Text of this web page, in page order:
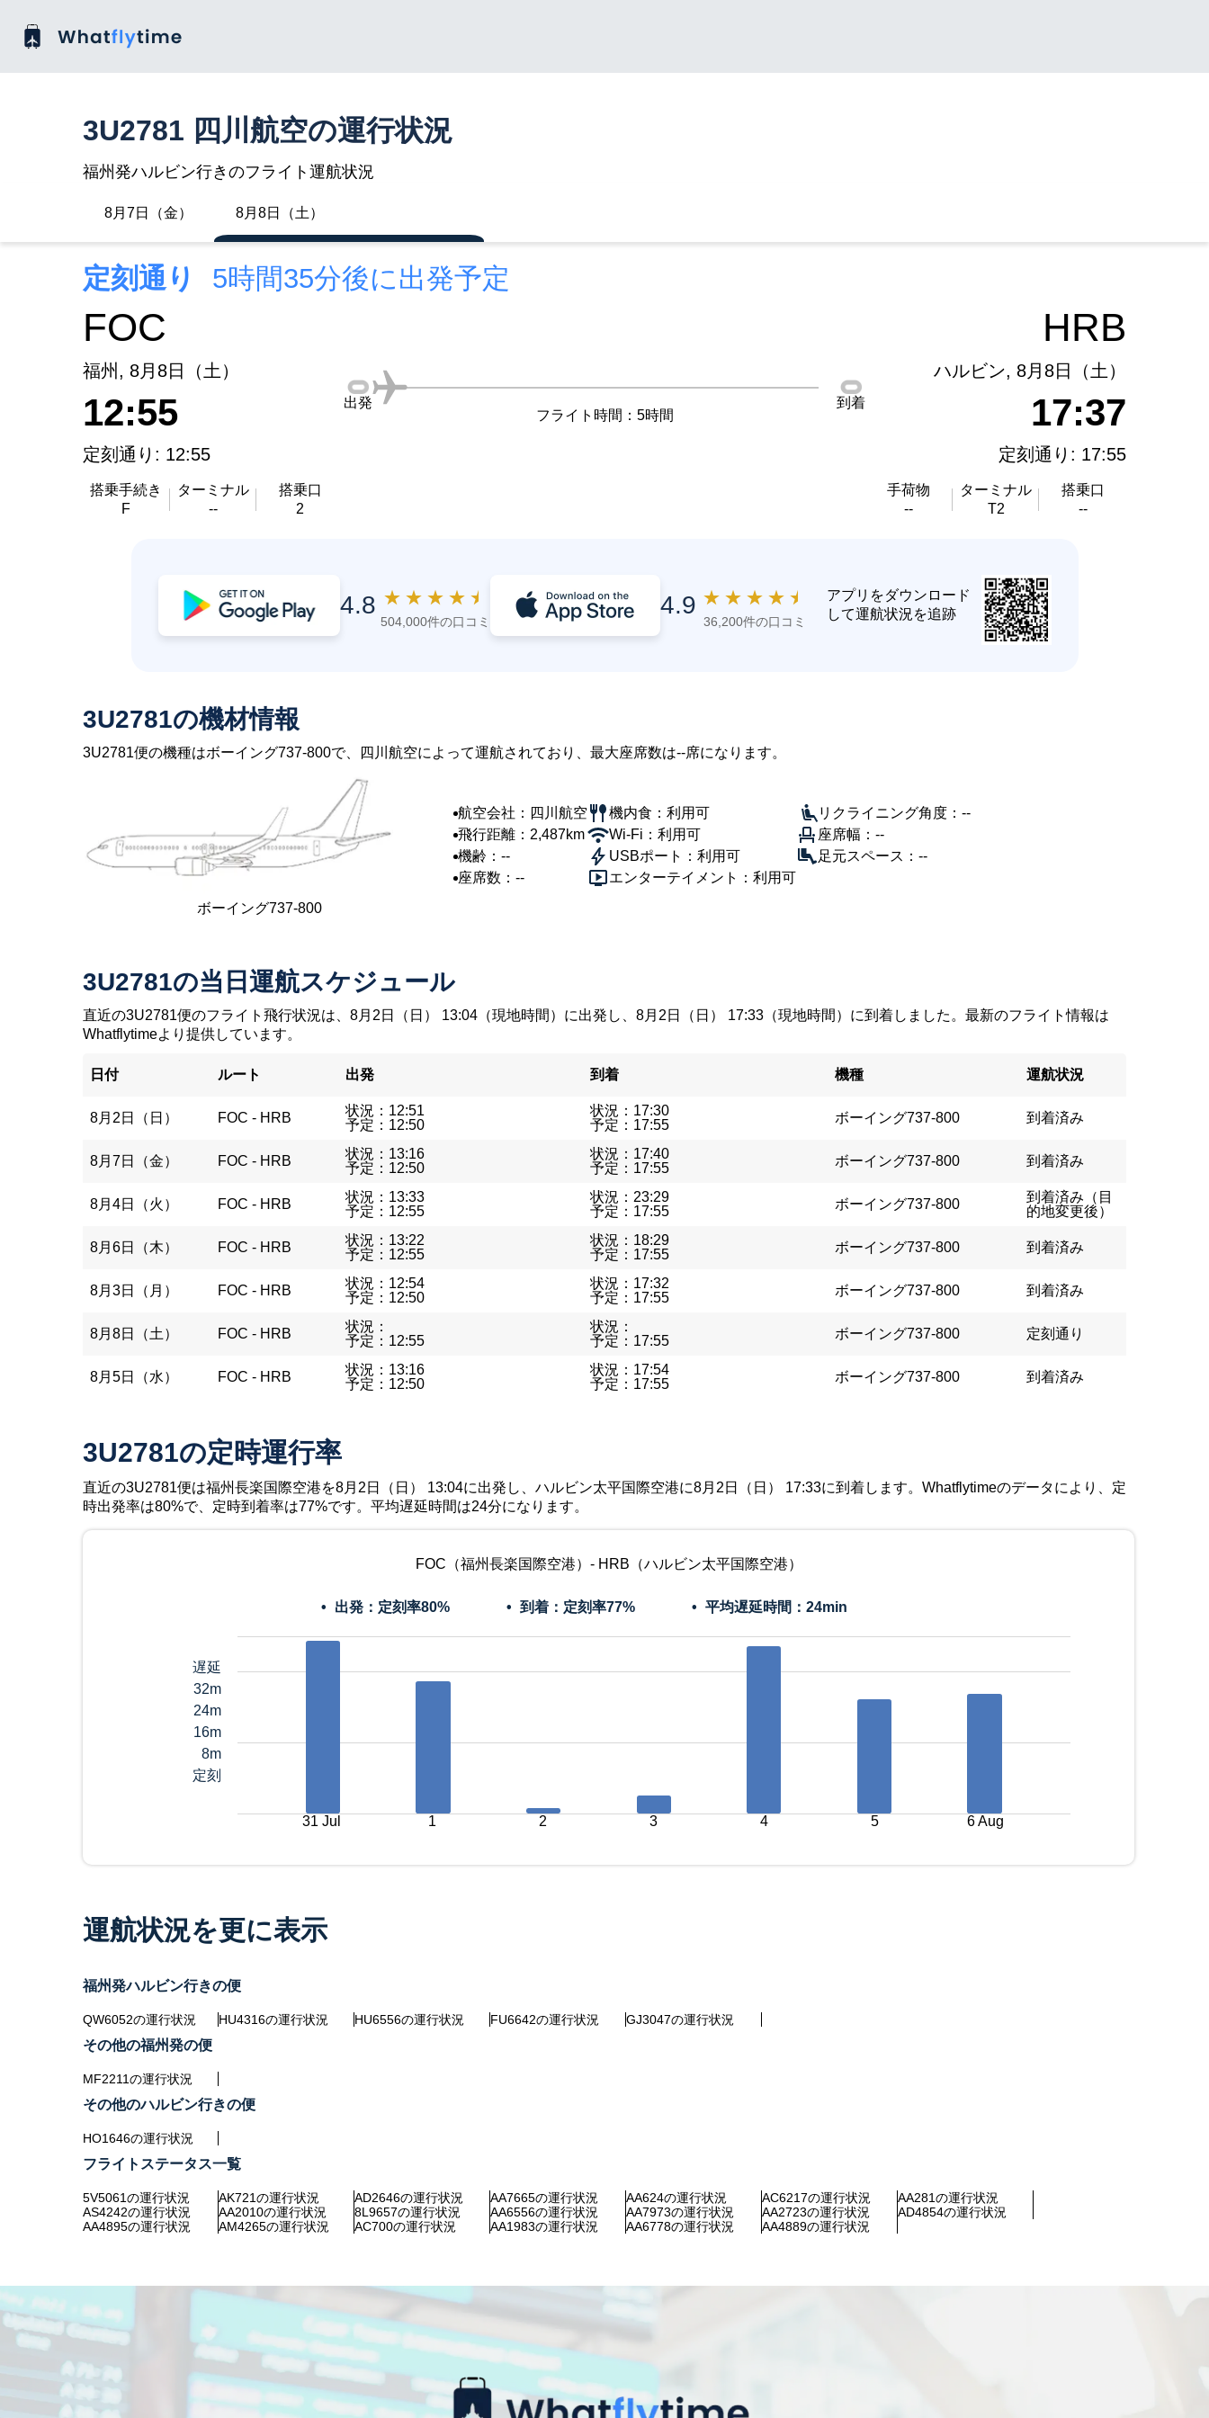
3U2781 四川航空の運行状況
福州発ハルビン行きのフライト運航状況
8月7日（金） 8月8日（土）
定刻通り 5時間35分後に出発予定
FOC
福州, 8月8日（土）
12:55
定刻通り: 12:55
搭乗手続き
F
ターミナル
--
搭乗口
2
出発
フライト時間：5時間
到着
HRB
ハルビン, 8月8日（土）
17:37
定刻通り: 17:55
手荷物
--
ターミナル
T2
搭乗口
--
4.8 ★ ★ ★ ★ ★
504,000件の口コミ
4.9 ★ ★ ★ ★ ★
36,200件の口コミ
アプリをダウンロード
して運航状況を追跡
3U2781の機材情報
3U2781便の機種はボーイング737-800で、四川航空によって運航されており、最大座席数は--席になります。
ボーイング737-800
航空会社：四川航空
飛行距離：2,487km
機齢：--
座席数：--
機内食：利用可
Wi-Fi：利用可
USBポート：利用可
エンターテイメント：利用可
リクライニング角度：--
座席幅：--
足元スペース：--
3U2781の当日運航スケジュール
直近の3U2781便のフライト飛行状況は、8月2日（日） 13:04（現地時間）に出発し、8月2日（日） 17:33（現地時間）に到着しました。最新のフライト情報は
Whatflytimeより提供しています。
日付 ルート 出発 到着 機種 運航状況
8月2日（日） FOC - HRB
状況：12:51
予定：12:50
状況：17:30
予定：17:55
ボーイング737-800 到着済み
8月7日（金） FOC - HRB
状況：13:16
予定：12:50
状況：17:40
予定：17:55
ボーイング737-800 到着済み
8月4日（火） FOC - HRB
状況：13:33
予定：12:55
状況：23:29
予定：17:55
ボーイング737-800
到着済み（目
的地変更後）
8月6日（木） FOC - HRB
状況：13:22
予定：12:55
状況：18:29
予定：17:55
ボーイング737-800 到着済み
8月3日（月） FOC - HRB
状況：12:54
予定：12:50
状況：17:32
予定：17:55
ボーイング737-800 到着済み
8月8日（土） FOC - HRB
状況：
予定：12:55
状況：
予定：17:55
ボーイング737-800 定刻通り
8月5日（水） FOC - HRB
状況：13:16
予定：12:50
状況：17:54
予定：17:55
ボーイング737-800 到着済み
3U2781の定時運行率
直近の3U2781便は福州長楽国際空港を8月2日（日） 13:04に出発し、ハルビン太平国際空港に8月2日（日） 17:33に到着します。Whatflytimeのデータにより、定
時出発率は80%で、定時到着率は77%です。平均遅延時間は24分になります。
FOC（福州長楽国際空港）- HRB（ハルビン太平国際空港）
出発：定刻率80% 到着：定刻率77% 平均遅延時間： 24min
遅延
32m
24m
16m
8m
定刻
31 Jul 1 2 3 4 5 6 Aug
運航状況を更に表示
福州発ハルビン行きの便
QW6052の運行状況 HU4316の運行状況 HU6556の運行状況 FU6642の運行状況 GJ3047の運行状況
その他の福州発の便
MF2211の運行状況
その他のハルビン行きの便
HO1646の運行状況
フライトステータス一覧
5V5061の運行状況 AK721の運行状況 AD2646の運行状況 AA7665の運行状況 AA624の運行状況 AC6217の運行状況
AA281の運行状況
AS4242の運行状況
AA2010の運行状況 8L9657の運行状況 AA6556の運行状況 AA7973の運行状況 AA2723の運行状況
AD4854の運行状況
AA4895の運行状況
AM4265の運行状況 AC700の運行状況 AA1983の運行状況 AA6778の運行状況 AA4889の運行状況